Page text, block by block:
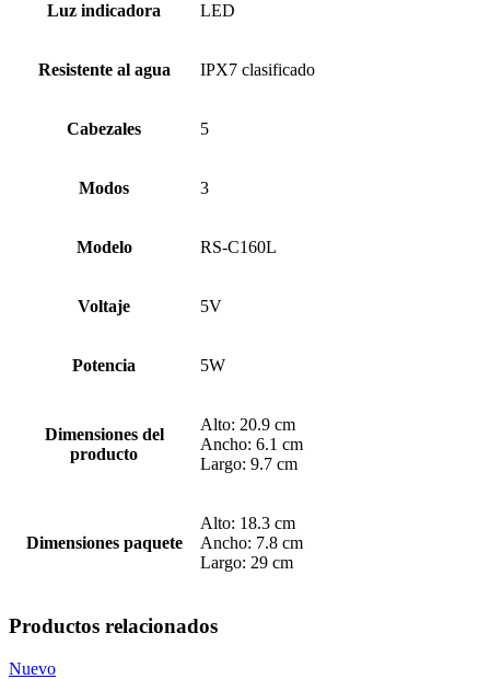
Luz indicadora LED
Resistente al agua IPX7 clasificado
Cabezales 5
Modos 3
Modelo RS-C160L
Voltaje 5V
Potencia 5W
Dimensiones del
producto
Alto: 20.9 cm
Ancho: 6.1 cm
Largo: 9.7 cm
Dimensiones paquete
Alto: 18.3 cm
Ancho: 7.8 cm
Largo: 29 cm
Productos relacionados
Nuevo